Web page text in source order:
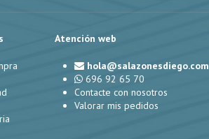
Atención web
hola@salazonesdiego.com
696 92 65 70
Contacte con nosotros
Valorar mis pedidos